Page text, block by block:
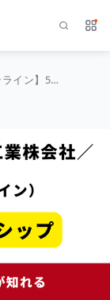
サ
【技術系/オンライン】5daysインターンシップ